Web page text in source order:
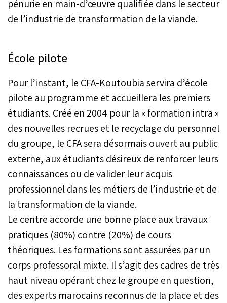
pénurie en main-d’œuvre qualifiée dans le secteur
de l’industrie de transformation de la viande.
École pilote
Pour l’instant, le CFA-Koutoubia servira d’école
pilote au programme et accueillera les premiers
étudiants. Créé en 2004 pour la « formation intra »
des nouvelles recrues et le recyclage du personnel
du groupe, le CFA sera désormais ouvert au public
externe, aux étudiants désireux de renforcer leurs
connaissances ou de valider leur acquis
professionnel dans les métiers de l’industrie et de
la transformation de la viande.
Le centre accorde une bonne place aux travaux
pratiques (80%) contre (20%) de cours
théoriques. Les formations sont assurées par un
corps professoral mixte. Il s’agit des cadres de très
haut niveau opérant chez le groupe en question,
des experts marocains reconnus de la place et des